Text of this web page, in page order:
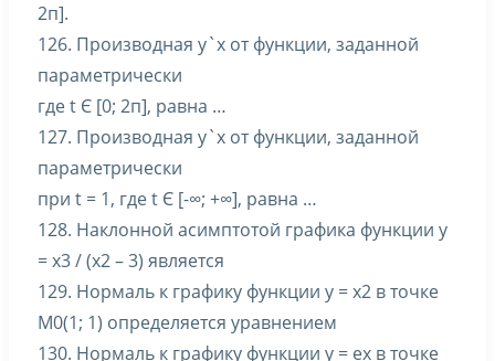
2п].
126. Производная y`x от функции, заданной
параметрически
где t Є [0; 2п], равна …
127. Производная y`x от функции, заданной
параметрически
при t = 1, где t Є [-∞; +∞], равна …
128. Наклонной асимптотой графика функции y
= x3 / (x2 – 3) является
129. Нормаль к графику функции y = x2 в точке
M0(1; 1) определяется уравнением
130. Нормаль к графику функции y = ex в точке